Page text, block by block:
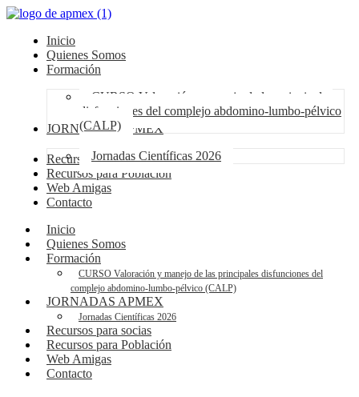
Inicio
Quienes Somos
Formación
CURSO Valoración y manejo de las principales
disfunciones del complejo abdomino-lumbo-pélvico
(CALP)
JORNADAS APMEX
Jornadas Científicas 2026
Recursos para socias
Recursos para Población
Web Amigas
Contacto
Inicio
Quienes Somos
Formación
CURSO Valoración y manejo de las principales disfunciones del
complejo abdomino-lumbo-pélvico (CALP)
JORNADAS APMEX
Jornadas Científicas 2026
Recursos para socias
Recursos para Población
Web Amigas
Contacto